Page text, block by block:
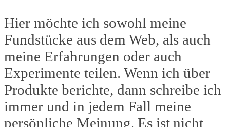
Hier möchte ich sowohl meine
Fundstücke aus dem Web, als auch
meine Erfahrungen oder auch
Experimente teilen. Wenn ich über
Produkte berichte, dann schreibe ich
immer und in jedem Fall meine
persönliche Meinung. Es ist nicht